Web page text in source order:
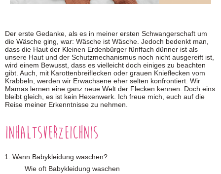
Der erste Gedanke, als es in meiner ersten Schwangerschaft um
die Wäsche ging, war: Wäsche ist Wäsche. Jedoch bedenkt man,
dass die Haut der Kleinen Erdenbürger fünffach dünner ist als
unsere Haut und der Schutzmechanismus noch nicht ausgereift ist,
wird einem Bewusst, dass es vielleicht doch einiges zu beachten
gibt. Auch, mit Karottenbreiflecken oder grauen Knieflecken vom
Krabbeln, werden wir Erwachsene eher selten konfrontiert. Wir
Mamas lernen eine ganz neue Welt der Flecken kennen. Doch eins
bleibt gleich, es ist kein Hexenwerk. Ich freue mich, euch auf die
Reise meiner Erkenntnisse zu nehmen.
Inhaltsverzeichnis
Wann Babykleidung waschen?
Wie oft Babykleidung waschen